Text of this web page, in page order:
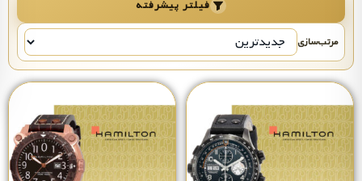
فیلتر پیشرفته
مرتب‌سازی